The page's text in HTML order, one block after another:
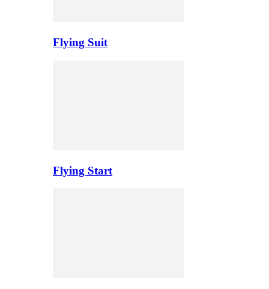
Flying Suit
Flying Start